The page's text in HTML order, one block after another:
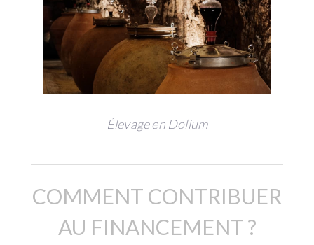
Élevage en Dolium
COMMENT CONTRIBUER
AU FINANCEMENT ?